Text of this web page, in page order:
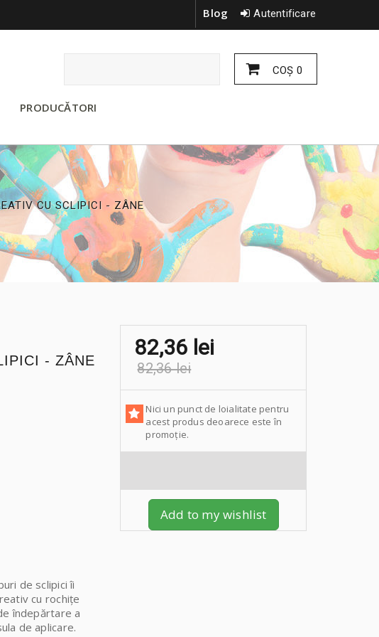
Autentificare
Blog
COŞ 0
PRODUCĂTORI
CU SCLIPICI - ZÂNE
- ZÂNE
de sclipici îi
cu rochițe
îndepărtare a
de aplicare.
82,36 lei
82,36 lei
Nici un punct de loialitate pentru
acest produs deoarece este în
promoție.
Add to my wishlist